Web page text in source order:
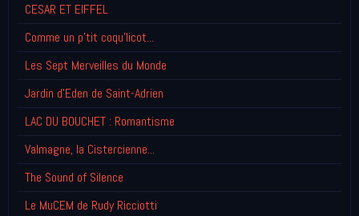
CESAR ET EIFFEL
Comme un p'tit coqu'licot...
Les Sept Merveilles du Monde
Jardin d'Eden de Saint-Adrien
LAC DU BOUCHET : Romantisme
Valmagne, la Cistercienne...
The Sound of Silence
Le MuCEM de Rudy Ricciotti